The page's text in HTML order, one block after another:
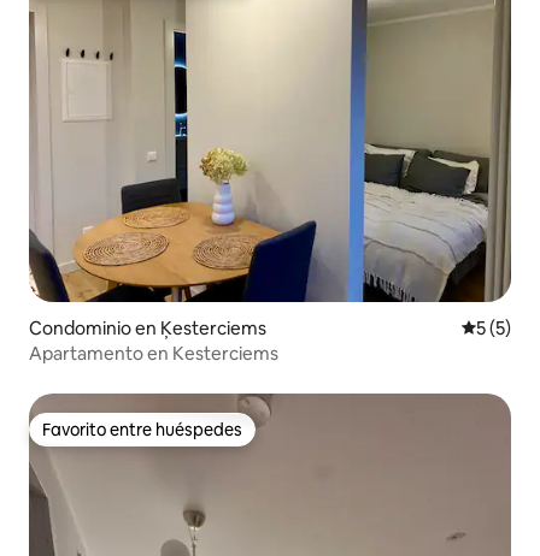
Condominio en Ķesterciems
5 (5)
Apartamento en Kesterciems
Favorito entre huéspedes
Favorito entre huéspedes